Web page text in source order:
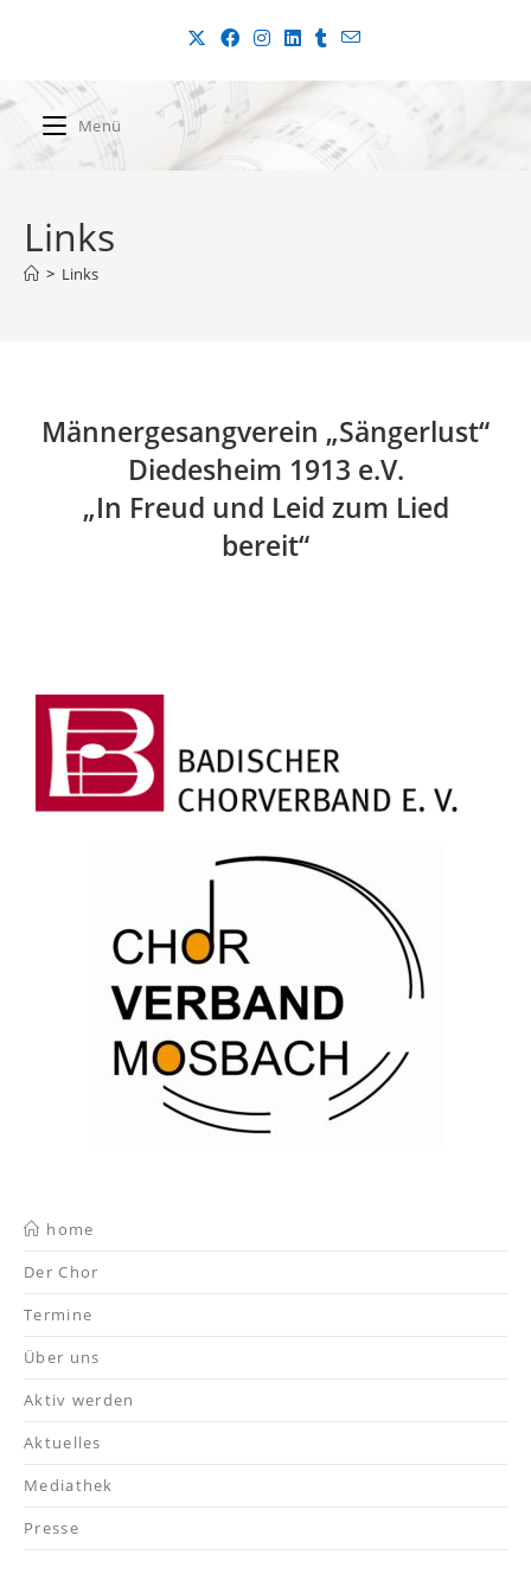
Menü
Links
> Links
Männergesangverein „Sängerlust“
Diedesheim 1913 e.V.
„In Freud und Leid zum Lied
bereit“
home
Der Chor
Termine
Über uns
Aktiv werden
Aktuelles
Mediathek
Presse